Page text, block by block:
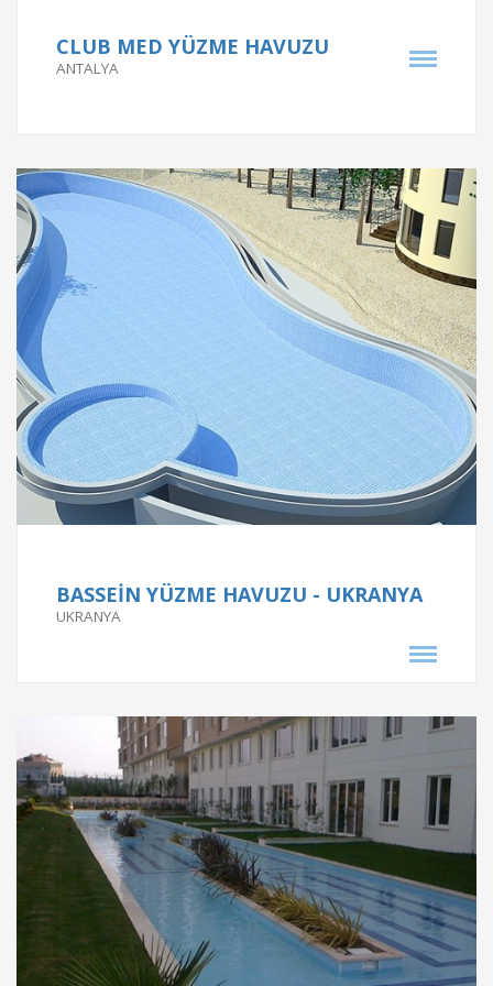
CLUB MED YÜZME HAVUZU
ANTALYA
2000
BASSEİN YÜZME HAVUZU - UKRANYA
UKRANYA
Proje Bilgileri
AYVACI PARK SÜS HAVUZU - KURTKÖY
Proje Tarihi
2004